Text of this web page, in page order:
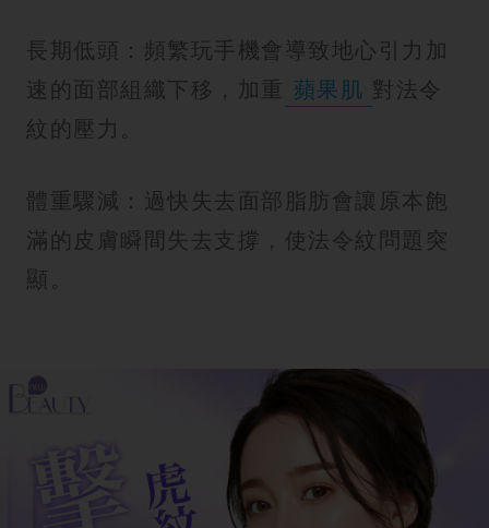
長期低頭：頻繁玩手機會導致地心引力加
速的面部組織下移，加重 蘋果肌 對法令
紋的壓力。
體重驟減：過快失去面部脂肪會讓原本飽
滿的皮膚瞬間失去支撐，使法令紋問題突
顯。